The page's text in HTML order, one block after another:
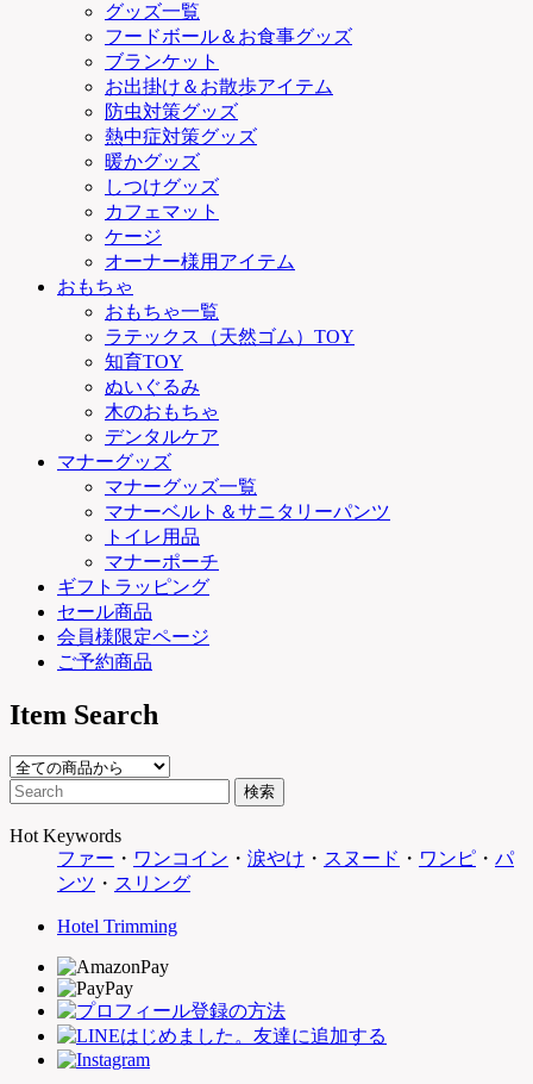
グッズ一覧
フードボール＆お食事グッズ
ブランケット
お出掛け＆お散歩アイテム
防虫対策グッズ
熱中症対策グッズ
暖かグッズ
しつけグッズ
カフェマット
ケージ
オーナー様用アイテム
おもちゃ
おもちゃ一覧
ラテックス（天然ゴム）TOY
知育TOY
ぬいぐるみ
木のおもちゃ
デンタルケア
マナーグッズ
マナーグッズ一覧
マナーベルト＆サニタリーパンツ
トイレ用品
マナーポーチ
ギフトラッピング
セール商品
会員様限定ページ
ご予約商品
Item Search
Hot Keywords
ファー ・ ワンコイン ・ 涙やけ ・ スヌード ・ ワンピ ・ パ
ンツ ・ スリング
Hotel Trimming